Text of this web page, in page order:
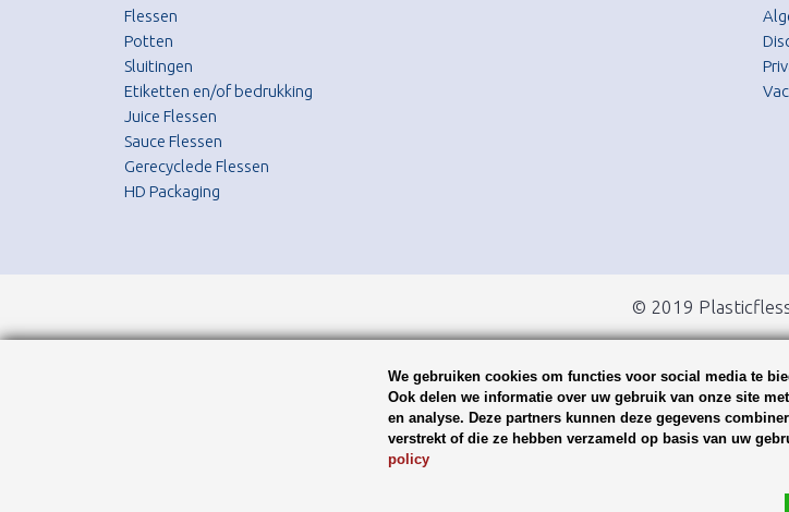
Flessen
Potten
Sluitingen
Etiketten en/of bedrukking
Juice Flessen
Sauce Flessen
Gerecyclede Flessen
HD Packaging
© 2019
We gebruiken cookies om functies voor social media te
Ook delen we informatie over uw gebruik van onze site
en analyse. Deze partners kunnen deze gegevens
verstrekt of die ze hebben verzameld op basis van uw
policy